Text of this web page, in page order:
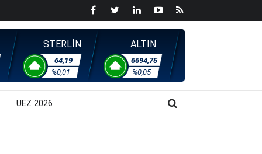
STERLİN
64,19
%0,01
ALTIN
6694,75
%0,05
UEZ 2026